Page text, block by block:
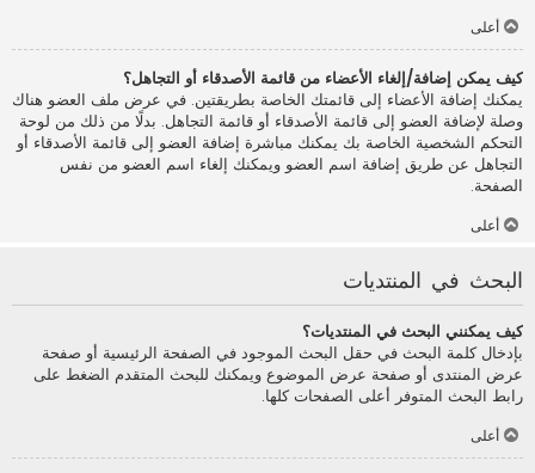
أعلى
كيف يمكن إضافة/إلغاء الأعضاء من قائمة الأصدقاء أو التجاهل؟
يمكنك إضافة الأعضاء إلى قائمتك الخاصة بطريقتين. في عرض ملف العضو هناك
وصلة لإضافة العضو إلى قائمة الأصدقاء أو قائمة التجاهل. بدلًا من ذلك من لوحة
التحكم الشخصية الخاصة بك يمكنك مباشرة إضافة العضو إلى قائمة الأصدقاء أو
التجاهل عن طريق إضافة اسم العضو ويمكنك إلغاء اسم العضو من نفس
الصفحة.
أعلى
البحث في المنتديات
كيف يمكنني البحث في المنتديات؟
بإدخال كلمة البحث في حقل البحث الموجود في الصفحة الرئيسية أو صفحة
عرض المنتدى أو صفحة عرض الموضوع ويمكنك للبحث المتقدم الضغط على
رابط البحث المتوفر أعلى الصفحات كلها.
أعلى